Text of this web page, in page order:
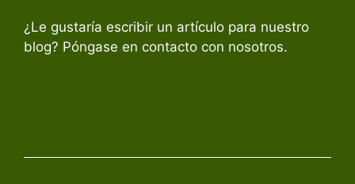
¿Le gustaría escribir un artículo para nuestro
blog? Póngase en contacto con nosotros.